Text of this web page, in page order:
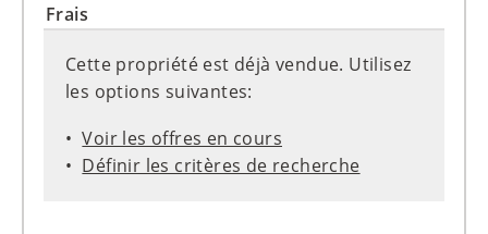
Frais
Cette propriété est déjà vendue. Utilisez
les options suivantes:
Voir les offres en cours
Définir les critères de recherche